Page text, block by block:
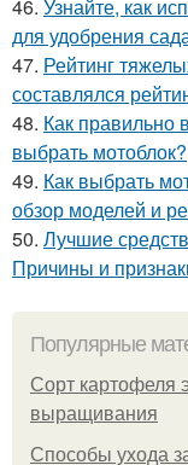
46. Узнайте, как
для удобрения
47. Рейтинг
составлялся
48. Как правильно
выбрать мотоблок?
49. Как выбрать
обзор моделей и
50. Лучшие
Причины и
Популярные
Сорт картофеля
выращивания
Способы ухода